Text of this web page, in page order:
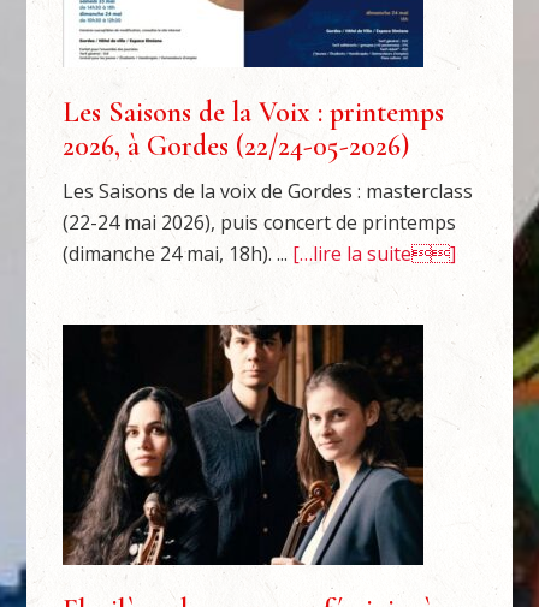
Les Saisons de la Voix : printemps
2026, à Gordes (22/24-05-2026)
Les Saisons de la voix de Gordes : masterclass
(22-24 mai 2026), puis concert de printemps
(dimanche 24 mai, 18h). ... […lire la suite]